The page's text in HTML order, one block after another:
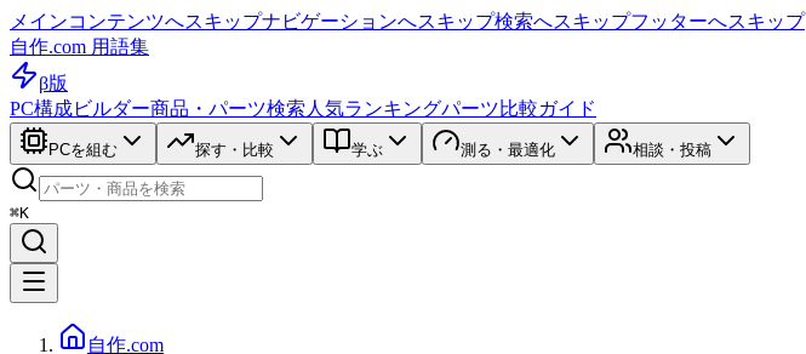
メインコンテンツへスキップナビゲーションへスキップ検索へスキップフッターへスキップ
自作.com 用語集
β版
PC構成ビルダー商品・パーツ検索 人気ランキングパーツ比較ガイド
PCを組む 探す・比較 学ぶ 測る・最適化 相談・投稿
⌘K
自作.com